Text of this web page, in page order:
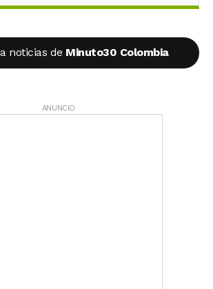
noticias de Minuto30 Colombia
ANUNCIO